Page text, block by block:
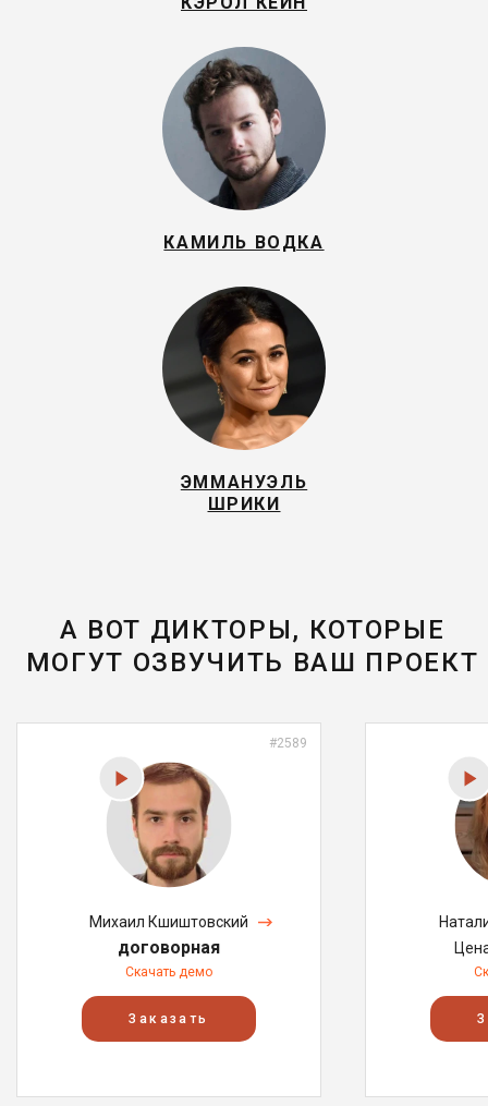
КАМИЛЬ ВОДКА
ЭММАНУЭЛЬ
ШРИКИ
А ВОТ ДИКТОРЫ, КОТОРЫЕ
МОГУТ ОЗВУЧИТЬ ВАШ ПРОЕКТ
#2589
Михаил Кшиштовский
договорная
Скачать демо
Заказать